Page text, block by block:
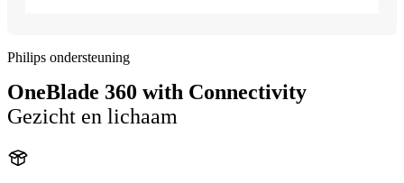
Philips ondersteuning
OneBlade 360 with Connectivity
Gezicht en lichaam